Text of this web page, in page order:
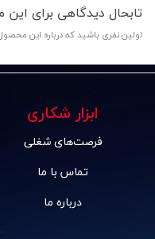
تابحال دیدگاهی برای
اولین نفری باشید که درباره این
ابزار شکاری
فرصت‌های شغلی
تماس با ما
درباره ما